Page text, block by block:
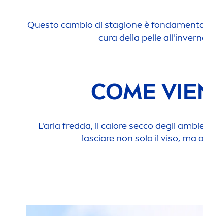
Questo cambio di stagione è fondamen
cura della pelle
COME
L'aria fredda, il calore secco degli
lasciare non solo il viso, ma